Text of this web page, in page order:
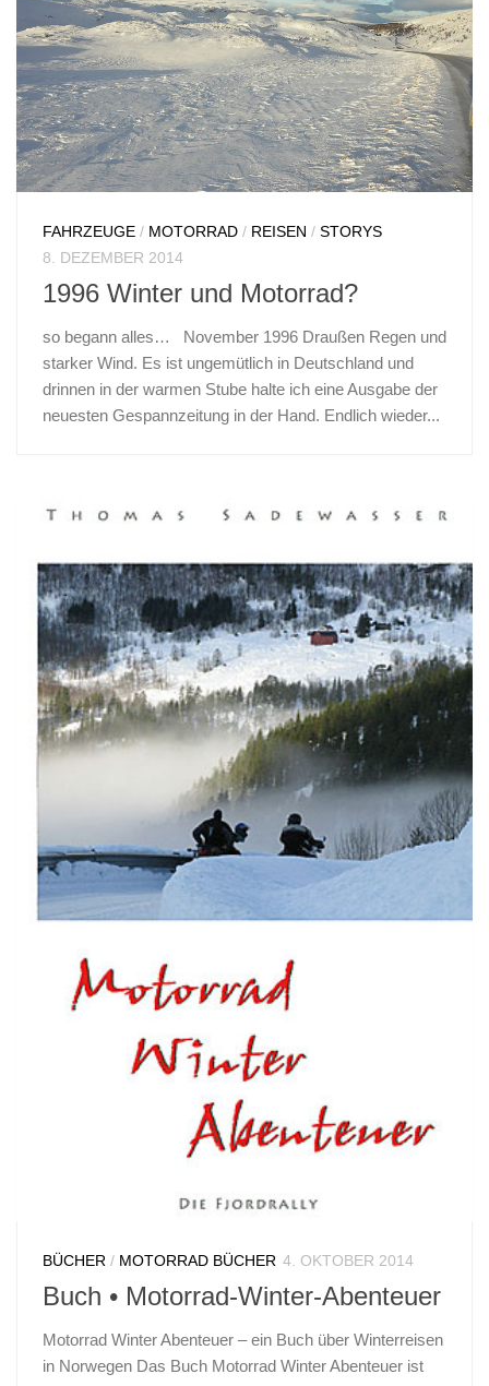
FAHRZEUGE / MOTORRAD / REISEN / STORYS
8. DEZEMBER 2014
1996 Winter und Motorrad?
so begann alles… November 1996 Draußen Regen und
starker Wind. Es ist ungemütlich in Deutschland und
drinnen in der warmen Stube halte ich eine Ausgabe der
neuesten Gespannzeitung in der Hand. Endlich wieder...
BÜCHER / MOTORRAD BÜCHER 4. OKTOBER 2014
Buch • Motorrad-Winter-Abenteuer
Motorrad Winter Abenteuer – ein Buch über Winterreisen
in Norwegen Das Buch Motorrad Winter Abenteuer ist